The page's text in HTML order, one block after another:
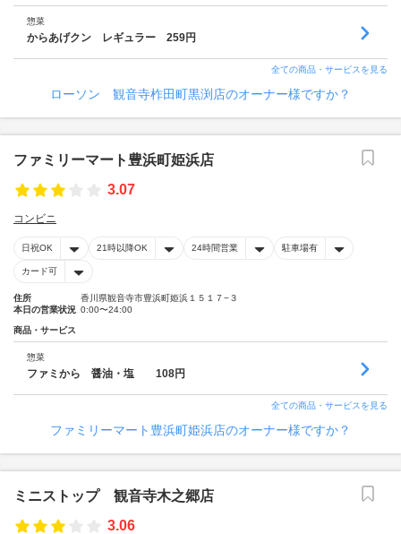
惣菜
からあげクン レギュラー 259円
全ての商品・サービスを見る
ローソン 観音寺柞田町黒渕店のオーナー様ですか？
ファミリーマート豊浜町姫浜店
3.07
コンビニ
日祝OK 21時以降OK 24時間営業 駐車場有
カード可
住所
香川県観音寺市豊浜町姫浜１５１７−３
本日の営業状況 0:00〜24:00
商品・サービス
惣菜
ファミから 醤油・塩 108円
全ての商品・サービスを見る
ファミリーマート豊浜町姫浜店のオーナー様ですか？
ミニストップ 観音寺木之郷店
3.06